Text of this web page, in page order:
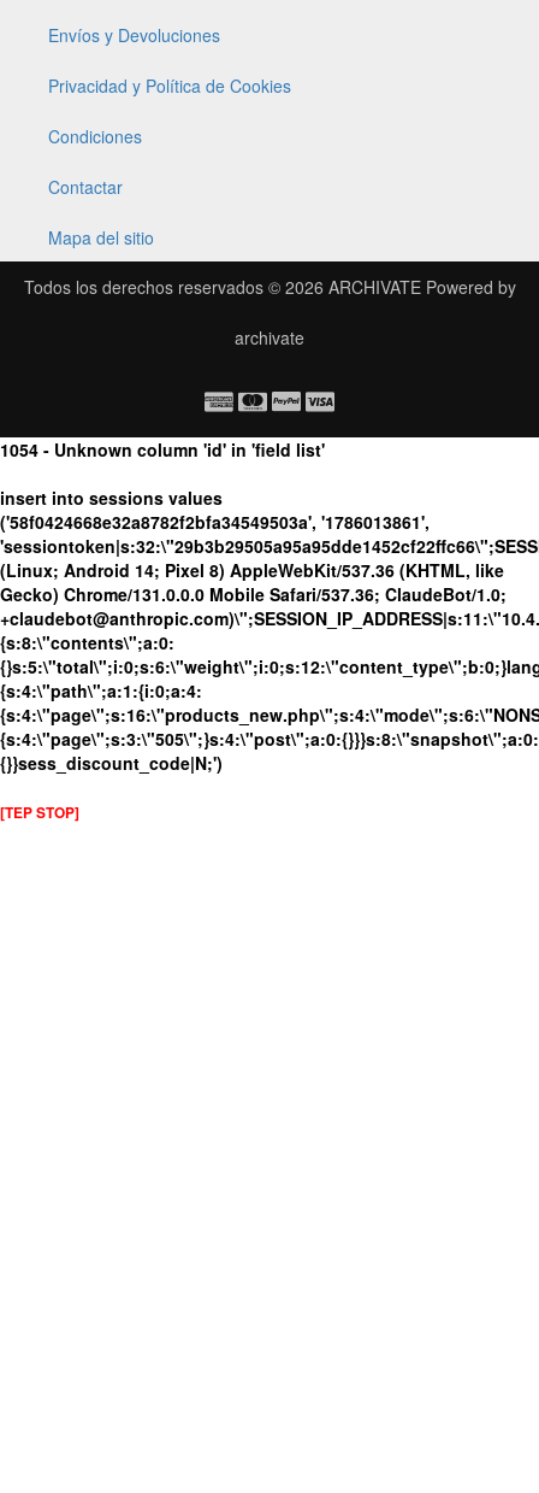
Envíos y Devoluciones
Privacidad y Política de Cookies
Condiciones
Contactar
Mapa del sitio
Todos los derechos reservados © 2026 ARCHIVATEPowered by
archivate
1054 - Unknown column 'id' in 'field list'
insert into sessions values
('58f0424668e32a8782f2bfa34549503a', '1786013861',
(Linux; Android 14; Pixel 8) AppleWebKit/537.36 (KHTML, like
Gecko) Chrome/131.0.0.0 Mobile Safari/537.36; ClaudeBot/1.0;
{s:8:\"contents\";a:0:
{s:4:\"path\";a:1:{i:0;a:4:
{s:4:\"page\";s:3:\"505\";}s:4:\"post\";a:0:{}}}s:8:\"snapshot\";a:0:
{}}sess_discount_code|N;')
[TEP STOP]